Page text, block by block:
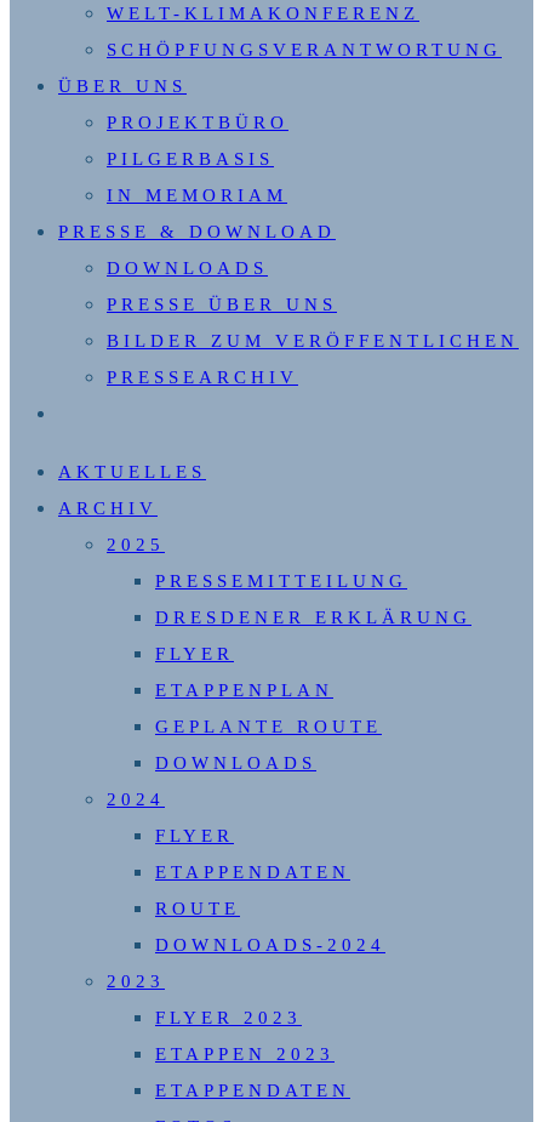
WELT-KLIMAKONFERENZ
SCHÖPFUNGSVERANTWORTUNG
ÜBER UNS
PROJEKTBÜRO
PILGERBASIS
IN MEMORIAM
PRESSE & DOWNLOAD
DOWNLOADS
PRESSE ÜBER UNS
BILDER ZUM VERÖFFENTLICHEN
PRESSEARCHIV
UMSCHALTEN
AKTUELLES
ARCHIV
2025
PRESSEMITTEILUNG
DRESDENER ERKLÄRUNG
FLYER
ETAPPENPLAN
GEPLANTE ROUTE
DOWNLOADS
2024
FLYER
ETAPPENDATEN
ROUTE
DOWNLOADS-2024
2023
FLYER 2023
ETAPPEN 2023
ETAPPENDATEN